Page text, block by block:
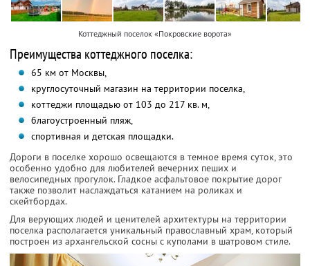
Коттеджный поселок «Покровские ворота»
Преимущества коттеджного поселка:
65 км от Москвы,
круглосуточный магазин на территории поселка,
коттеджи площадью от 103 до 217 кв. м,
благоустроенный пляж,
спортивная и детская площадки.
Дороги в поселке хорошо освещаются в темное время суток, это
особенно удобно для любителей вечерних пеших и
велосипедных прогулок. Гладкое асфальтовое покрытие дорог
также позволит наслаждаться катанием на роликах и
скейтбордах.
Для верующих людей и ценителей архитектуры на территории
поселка располагается уникальный православный храм, который
построен из архангельской сосны с куполами в шатровом стиле.